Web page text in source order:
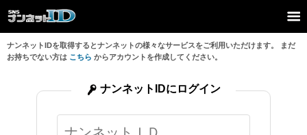
ナンネットIDを取得するとナンネットの様々なサービスをご利用いただけます。 まだ
お持ちでない方は こちら からアカウントを作成してください。
ナンネットIDにログイン